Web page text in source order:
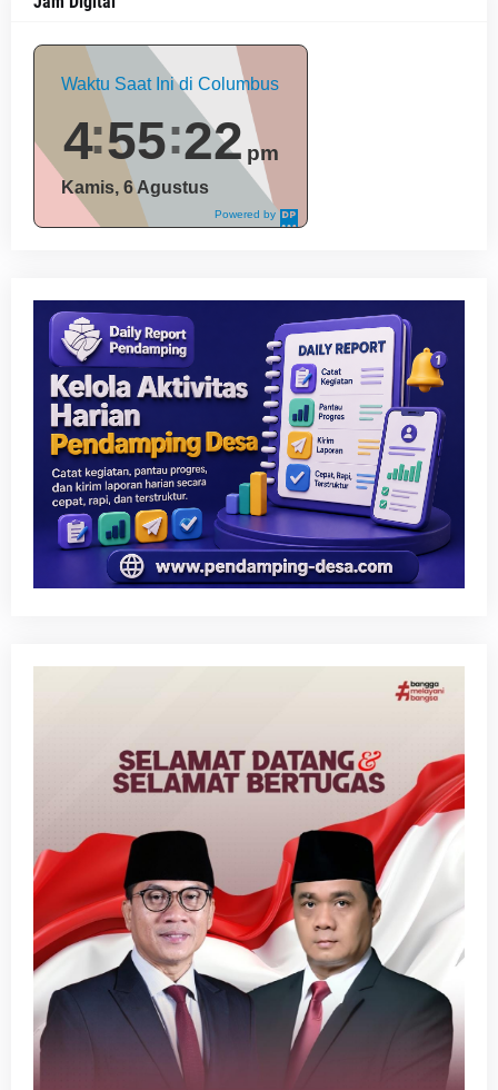
Powered by
DaysPedia.c
Waktu Saat Ini di Columbus
4 55 23 pm
Kamis, 6 Agustus